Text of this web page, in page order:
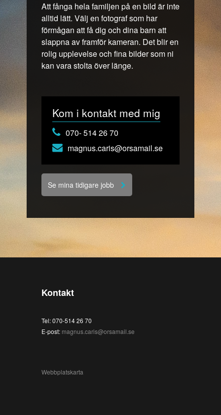
Att fånga hela familjen på en bild är inte
alltid lätt. Välj en fotograf som har
förmågan att få dig och dina barn att
slappna av framför kameran. Det blir en
rolig upplevelse och fina bilder som ni
kan vara stolta över länge.
Kom i kontakt med mig
070- 514 26 70
magnus.caris@orsamail.se
Se mina tidigare jobb
Kontakt
Tel: 070-514 26 70
E-post: magnus.caris@orsamail.se
Webbplatskarta